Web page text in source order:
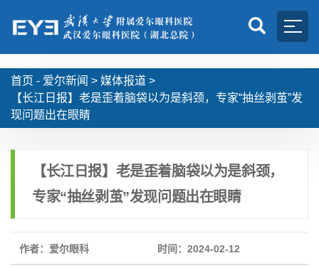
首页 - 爱尔新闻 > 媒体报道 >
【长江日报】老是歪着脑袋以为是斜颈，专家“抽丝剥茧”发
现问题出在眼睛
【长江日报】老是歪着脑袋以为是斜颈，
专家“抽丝剥茧”发现问题出在眼睛
作者：爱尔眼科 时间：2024-02-12